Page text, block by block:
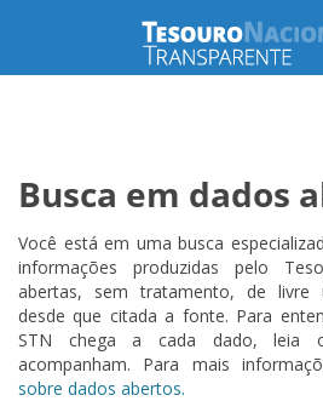
Busca em dados
Você está em uma busca
informações produzidas pelo
abertas, sem tratamento, de livre
desde que citada a fonte. Para
STN chega a cada dado, leia
acompanham. Para mais
sobre dados abertos.